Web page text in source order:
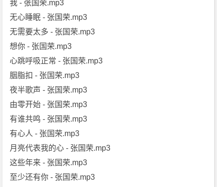
我 - 张国荣.mp3
无心睡眠 - 张国荣.mp3
无需要太多 - 张国荣.mp3
想你 - 张国荣.mp3
心跳呼吸正常 - 张国荣.mp3
胭脂扣 - 张国荣.mp3
夜半歌声 - 张国荣.mp3
由零开始 - 张国荣.mp3
有谁共鸣 - 张国荣.mp3
有心人 - 张国荣.mp3
月亮代表我的心 - 张国荣.mp3
这些年来 - 张国荣.mp3
至少还有你 - 张国荣.mp3